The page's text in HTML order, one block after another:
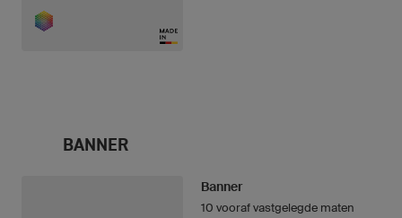
BANNER
Banner
10 vooraf vastgelegde maten